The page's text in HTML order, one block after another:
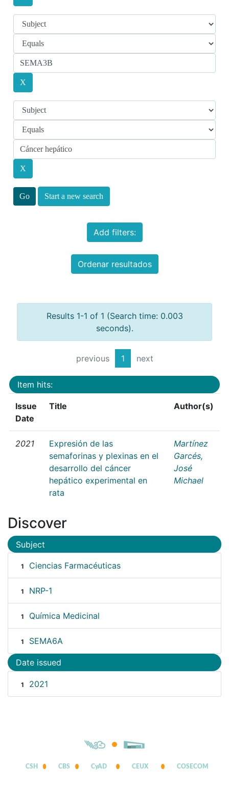
Start a new search
Add filters:
Ordenar resultados
Results 1-1 of 1 (Search time: 0.003
seconds).
previous 1 next
Item hits:
Issue
Date
Title Author(s)
2021
Expresión de las
semaforinas y plexinas en el
desarrollo del cáncer
hepático experimental en
rata
Martínez
Garcés,
José
Michael
Discover
Subject
1 Ciencias Farmacéuticas
1 NRP-1
1 Química Medicinal
1 SEMA6A
Date issued
1 2021
CSH CBS CyAD CEUX COSECOM